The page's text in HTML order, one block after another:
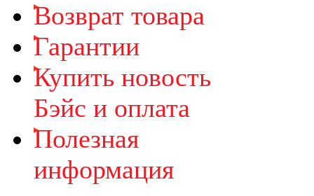
Возврат товара
Гарантии
Купить новость
Бэйс и оплата
Полезная
информация